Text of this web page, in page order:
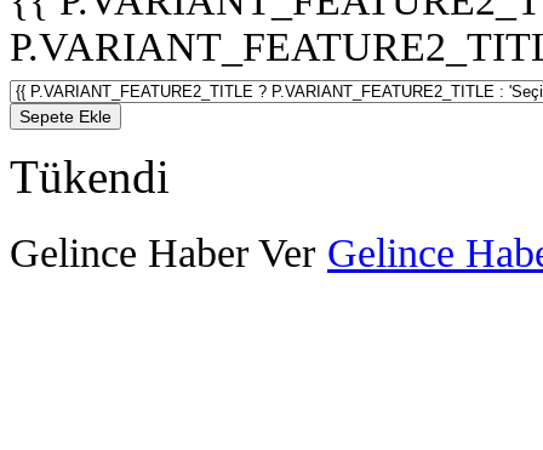
Sepete Ekle
Tükendi
Gelince Haber Ver Gelince